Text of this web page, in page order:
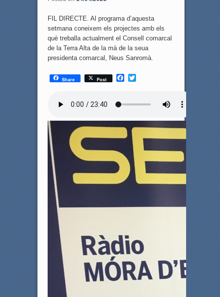
FIL DIRECTE. Al programa d’aquesta
setmana coneixem els projectes amb els
què treballa actualment el Consell comarcal
de la Terra Alta de la mà de la seua
presidenta comarcal, Neus Sanromà.
Share Post
F
o
k
T
r